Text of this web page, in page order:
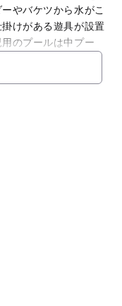
やバケツから水がこ
けがある遊具が設置
のプールは中プー